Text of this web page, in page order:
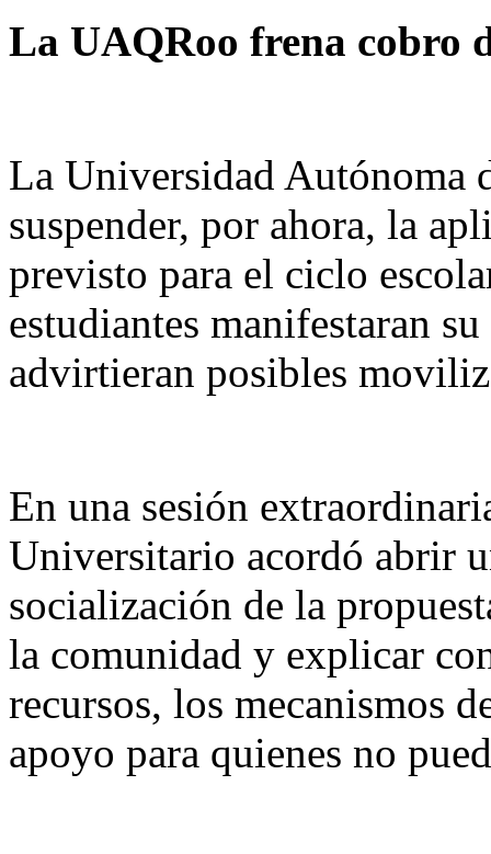
La UAQRoo frena cobro
La Universidad Autónoma
suspender, por ahora, la
previsto para el ciclo
estudiantes manifestaran
advirtieran posibles
En una sesión
Universitario acordó abrir
socialización de la
la comunidad y explicar
recursos, los mecanismos
apoyo para quienes no